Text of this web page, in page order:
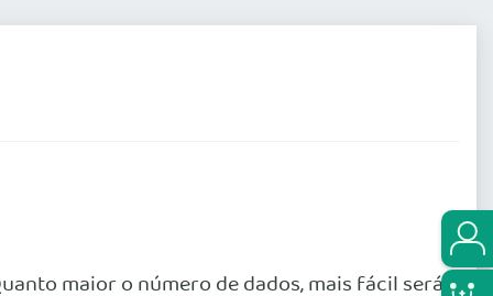
maior o número de dados, mais fácil será